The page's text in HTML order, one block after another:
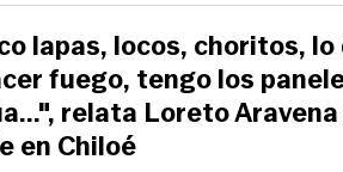
lapas, locos, choritos, lo
fuego, tengo los
relata Loreto
en Chiloé